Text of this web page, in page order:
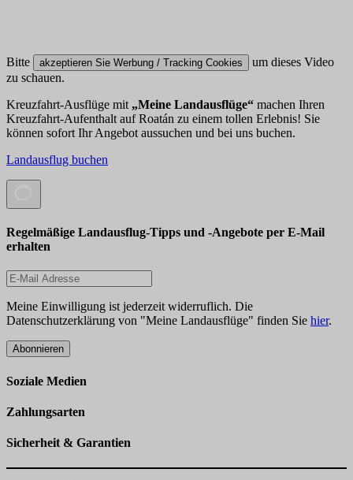
Bitte akzeptieren Sie Werbung / Tracking Cookies
um dieses Video
zu schauen.
Kreuzfahrt-Ausflüge mit „Meine Landausflüge“ machen Ihren
Kreuzfahrt-Aufenthalt auf Roatán zu einem tollen Erlebnis! Sie
können sofort Ihr Angebot aussuchen und bei uns buchen.
Landausflug buchen
Regelmäßige Landausflug-Tipps und -Angebote per E-Mail
erhalten
Meine Einwilligung ist jederzeit widerruflich. Die
Datenschutzerklärung von "Meine Landausflüge" finden Sie hier.
Abonnieren
Soziale Medien
Zahlungsarten
Sicherheit & Garantien